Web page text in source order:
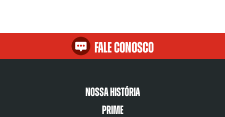
Fale Conosco
Nossa História
Prime